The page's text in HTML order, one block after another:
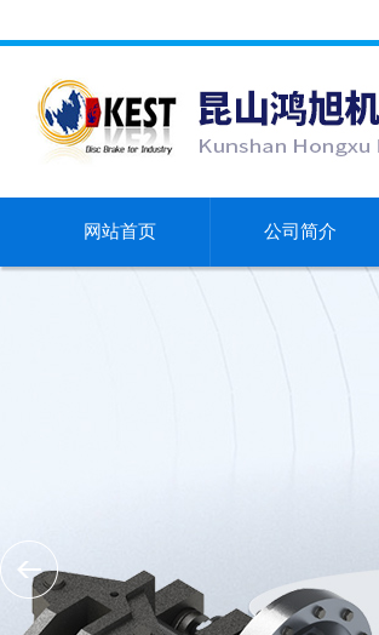
网站首页 公司简介